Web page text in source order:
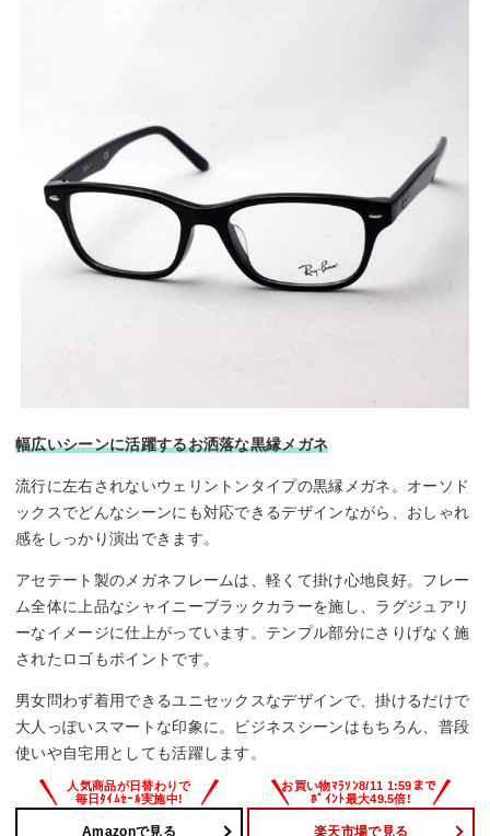
幅広いシーンに活躍するお洒落な黒縁メガネ
流行に左右されないウェリントンタイプの黒縁メガネ。オーソド
ックスでどんなシーンにも対応できるデザインながら、おしゃれ
感をしっかり演出できます。
アセテート製のメガネフレームは、軽くて掛け心地良好。フレー
ム全体に上品なシャイニーブラックカラーを施し、ラグジュアリ
ーなイメージに仕上がっています。テンプル部分にさりげなく施
されたロゴもポイントです。
男女問わず着用できるユニセックスなデザインで、掛けるだけで
大人っぽいスマートな印象に。ビジネスシーンはもちろん、普段
使いや自宅用としても活躍します。
Amazonで見る 楽天市場で見る